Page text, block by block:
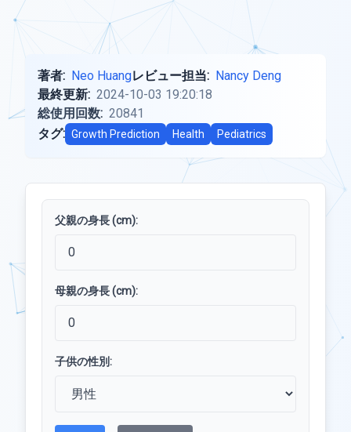
著者: Neo Huangレビュー担当: Nancy Deng
最終更新: 2024-10-03 19:20:18
総使用回数: 20841
タグ: Growth Prediction Health Pediatrics
父親の身長 (cm):
母親の身長 (cm):
子供の性別: